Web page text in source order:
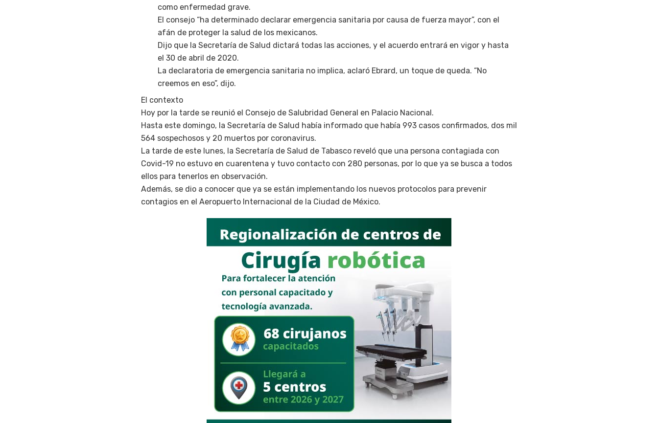
como enfermedad grave.
El consejo “ha determinado declarar emergencia sanitaria por causa de fuerza mayor”, con el
afán de proteger la salud de los mexicanos.
Dijo que la Secretaría de Salud dictará todas las acciones, y el acuerdo entrará en vigor y hasta
el 30 de abril de 2020.
La declaratoria de emergencia sanitaria no implica, aclaró Ebrard, un toque de queda. “No
creemos en eso”, dijo.
El contexto
Hoy por la tarde se reunió el Consejo de Salubridad General en Palacio Nacional.
Hasta este domingo, la Secretaría de Salud había informado que había 993 casos confirmados, dos mil
564 sospechosos y 20 muertos por coronavirus.
La tarde de este lunes, la Secretaría de Salud de Tabasco reveló que una persona contagiada con
Covid-19 no estuvo en cuarentena y tuvo contacto con 280 personas, por lo que ya se busca a todos
ellos para tenerlos en observación.
Además, se dio a conocer que ya se están implementando los nuevos protocolos para prevenir
contagios en el Aeropuerto Internacional de la Ciudad de México.